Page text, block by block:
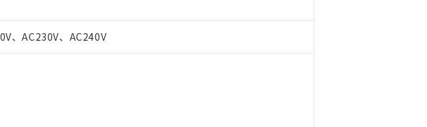
、AC230V、AC240V
読みいただき、同意のうえご利用ください。
RoHS指令（10物質）の非含有に対応した製品に切り替える予定のある商品です。
EU RoHS指令（10物質）の非含有に非対応の商品で、対応品を出す予定はありません。
EU RoHS指令（10物質）の非含有の対応状況を調査中または確認中の商品です。
センス料など無形物で、有害物質有無と関係のない商品です。
により、非含有部品としていたものが、含有品と判明した場合などやむを得ず変更すること
表